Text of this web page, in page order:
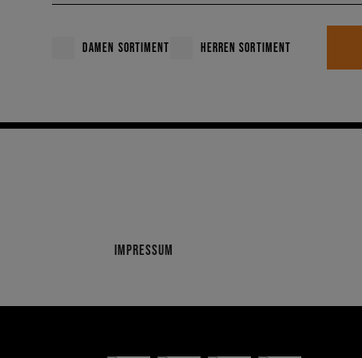
DAMEN SORTIMENT HERREN SORTIMENT
IMPRESSUM